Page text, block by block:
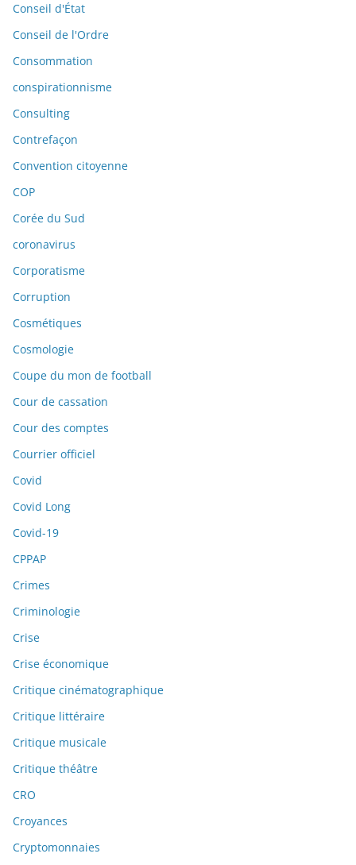
Conseil d'État
Conseil de l'Ordre
Consommation
conspirationnisme
Consulting
Contrefaçon
Convention citoyenne
COP
Corée du Sud
coronavirus
Corporatisme
Corruption
Cosmétiques
Cosmologie
Coupe du mon de football
Cour de cassation
Cour des comptes
Courrier officiel
Covid
Covid Long
Covid-19
CPPAP
Crimes
Criminologie
Crise
Crise économique
Critique cinématographique
Critique littéraire
Critique musicale
Critique théâtre
CRO
Croyances
Cryptomonnaies